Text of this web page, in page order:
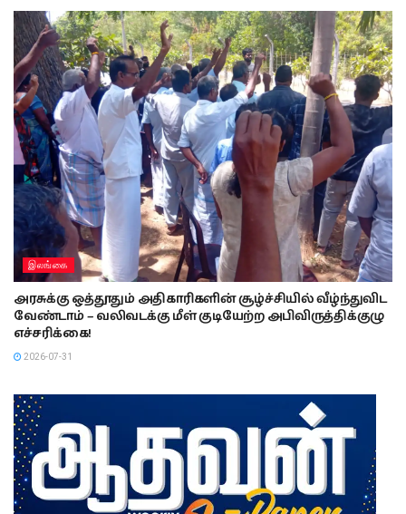
இலங்கை
அரசுக்கு ஒத்தூதும் அதிகாரிகளின் சூழ்ச்சியில் வீழ்ந்துவிட
வேண்டாம் – வலிவடக்கு மீள் குடியேற்ற அபிவிருத்திக்குழு
எச்சரிக்கை!
2026-07-31